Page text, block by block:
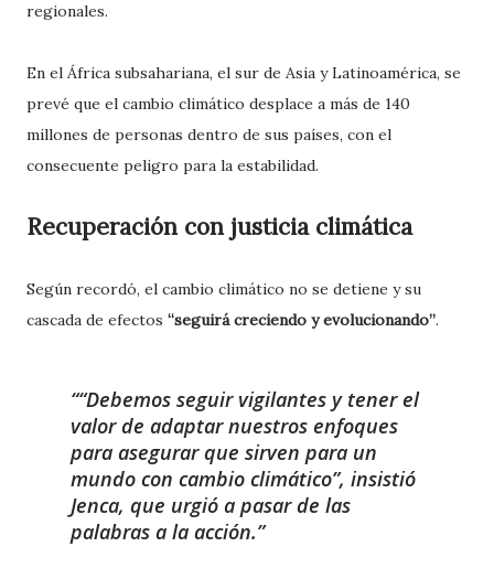
regionales.
En el África subsahariana, el sur de Asia y Latinoamérica, se
prevé que el cambio climático desplace a más de 140
millones de personas dentro de sus países, con el
consecuente peligro para la estabilidad.
Recuperación con justicia climática
Según recordó, el cambio climático no se detiene y su
cascada de efectos “seguirá creciendo y evolucionando”.
“Debemos seguir vigilantes y tener el
valor de adaptar nuestros enfoques
para asegurar que sirven para un
mundo con cambio climático”, insistió
Jenca, que urgió a pasar de las
palabras a la acción.